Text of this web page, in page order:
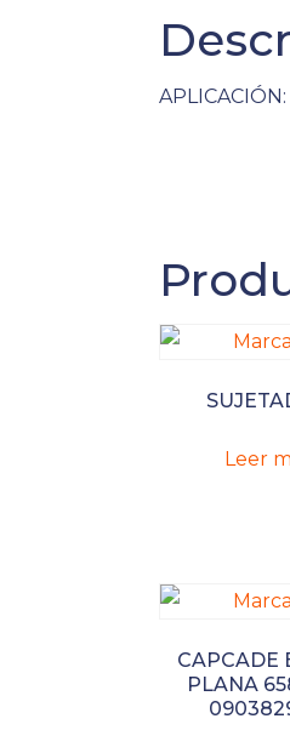
Leer
CAPCADE
PLANA